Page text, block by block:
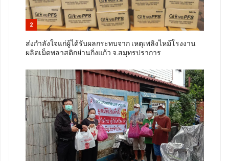
2
ส่งกำลังใจแก่ผู้ได้รับผลกระทบจาก เหตุเพลิงไหม้โรงงาน
ผลิตเม็ดพลาสติกย่านกิ่งแก้ว จ.สมุทรปราการ